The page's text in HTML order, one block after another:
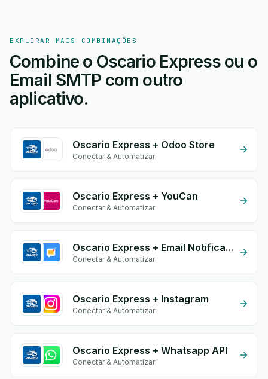
EXPLORAR MAIS COMBINAÇÕES
Combine o Oscario Express ou o
Email SMTP com outro
aplicativo.
Oscario Express + Odoo Store
Conectar & Automatizar
Oscario Express + YouCan
Conectar & Automatizar
Oscario Express + Email Notifications by eGrow
Conectar & Automatizar
Oscario Express + Instagram
Conectar & Automatizar
Oscario Express + Whatsapp API
Conectar & Automatizar